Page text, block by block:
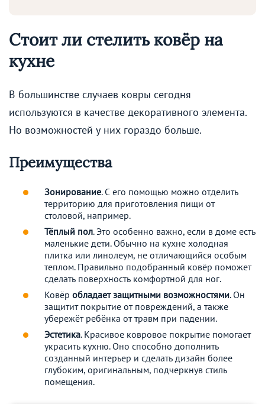
Стоит ли стелить ковёр на
кухне
В большинстве случаев ковры сегодня
используются в качестве декоративного элемента.
Но возможностей у них гораздо больше.
Преимущества
Зонирование. С его помощью можно отделить
территорию для приготовления пищи от
столовой, например.
Тёплый пол. Это особенно важно, если в доме есть
маленькие дети. Обычно на кухне холодная
плитка или линолеум, не отличающийся особым
теплом. Правильно подобранный ковёр поможет
сделать поверхность комфортной для ног.
Ковёр обладает защитными возможностями. Он
защитит покрытие от повреждений, а также
убережёт ребёнка от травм при падении.
Эстетика. Красивое ковровое покрытие помогает
украсить кухню. Оно способно дополнить
созданный интерьер и сделать дизайн более
глубоким, оригинальным, подчеркнув стиль
помещения.